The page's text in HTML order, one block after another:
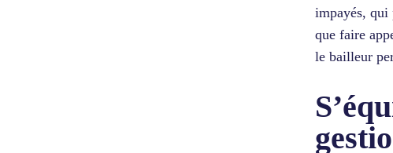
impayés, qui
que faire
le bailleur